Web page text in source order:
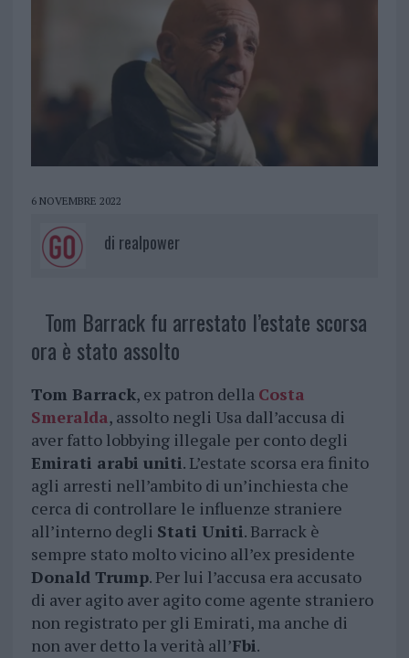
6 NOVEMBRE 2022
di realpower
Tom Barrack fu arrestato l’estate scorsa
ora è stato assolto
Tom Barrack, ex patron della Costa
Smeralda, assolto negli Usa dall’accusa di
aver fatto lobbying illegale per conto degli
Emirati arabi uniti. L’estate scorsa era finito
agli arresti nell’ambito di un’inchiesta che
cerca di controllare le influenze straniere
all’interno degli Stati Uniti. Barrack è
sempre stato molto vicino all’ex presidente
Donald Trump. Per lui l’accusa era accusato
di aver agito aver agito come agente straniero
non registrato per gli Emirati, ma anche di
non aver detto la verità all’Fbi.